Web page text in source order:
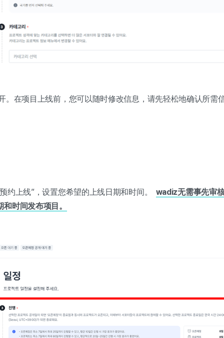
。在项目上线前，您可以随时修改信息，请先轻松地确认所需
约上线”，设置您希望的上线日期和时间。 wadiz无需事先审
时间发布项目。